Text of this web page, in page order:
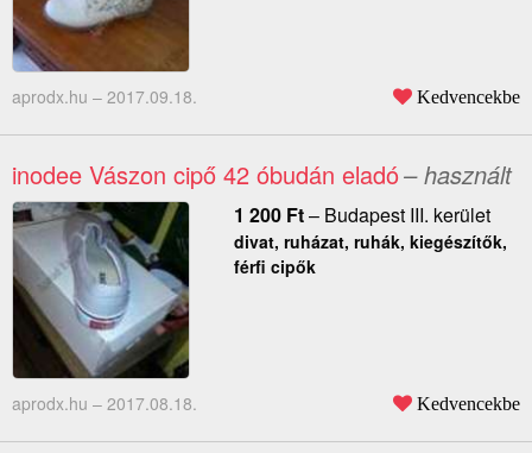
aprodx.hu – 2017.09.18. Kedvencekbe
inodee Vászon cipő 42 óbudán eladó– használt
1 200 Ft– Budapest III. kerület
divat, ruházat, ruhák, kiegészítők,
férfi cipők
aprodx.hu – 2017.08.18. Kedvencekbe